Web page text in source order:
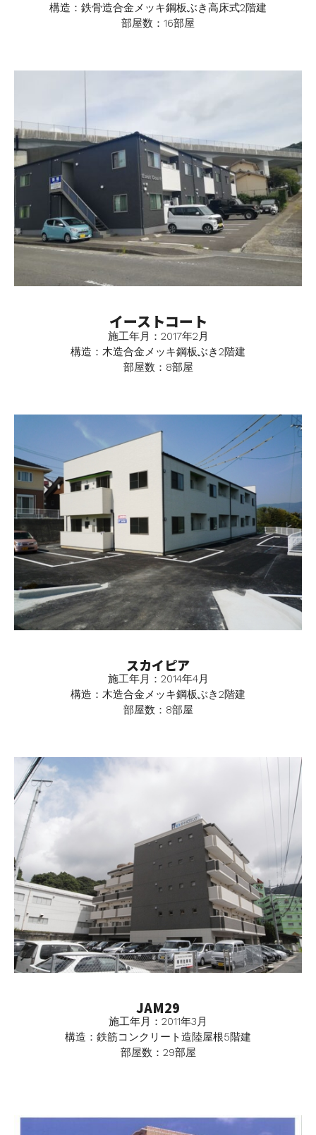
構造：鉄骨造合金メッキ鋼板ぶき高床式2階建
部屋数：16部屋
イーストコート
施工年月：2017年2月
構造：木造合金メッキ鋼板ぶき2階建
部屋数：8部屋
スカイピア
施工年月：2014年4月
構造：木造合金メッキ鋼板ぶき2階建
部屋数：8部屋
JAM29
施工年月：2011年3月
構造：鉄筋コンクリート造陸屋根5階建
部屋数：29部屋